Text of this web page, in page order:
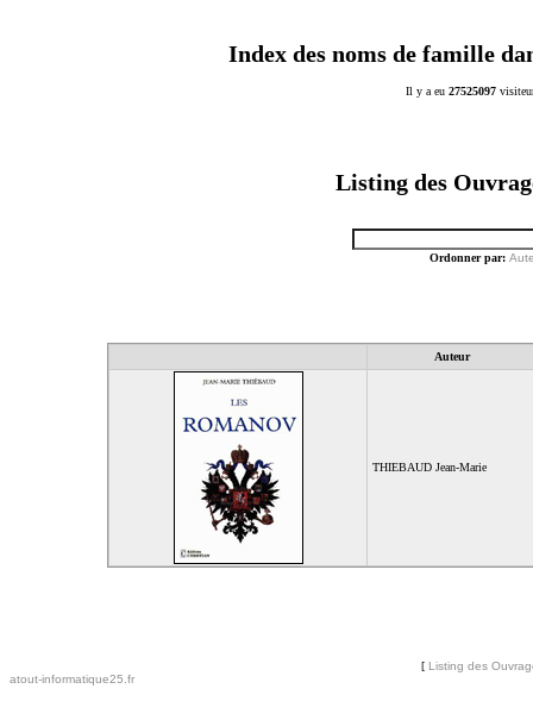
Index des noms de famille
Il y a eu 27525097
Listing des
Ordonner par:
Auteur
THIEBAUD Jean-Marie
[ Listing des
atout-informatique25.fr